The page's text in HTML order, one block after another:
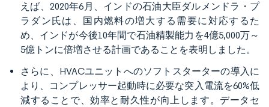
えば、2020年6月、インドの石油大臣ダルメンドラ・プ
ラダン氏は、国内燃料の増大する需要に対応するた
め、インドが今後10年間で石油精製能力を4億5,000万～
5億トンに倍増させる計画であることを表明しました。
さらに、HVACユニットへのソフトスターターの導入に
より、コンプレッサー起動時に必要な突入電流を60%低
減することで、効率と耐久性が向上します。データセ